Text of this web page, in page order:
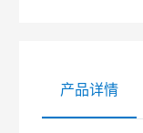
产品详情